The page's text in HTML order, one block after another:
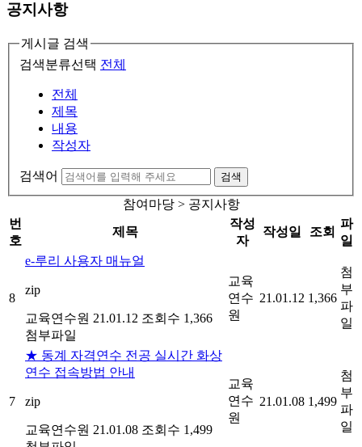
공지사항
게시글 검색
검색분류선택 전체
전체
제목
내용
작성자
검색어 검색
참여마당 > 공지사항
번
호
제목
작성
자
작성일 조회
파
일
8
e-루리 사용자 매뉴얼
zip
교육연수원 21.01.12 조회수 1,366
첨부파일
교육
연수
원
21.01.12 1,366
첨
부
파
일
7
★ 동계 자격연수 전공 실시간 화상
연수 접속방법 안내
zip
교육연수원 21.01.08 조회수 1,499
교육
연수
원
21.01.08 1,499
첨
부
파
일